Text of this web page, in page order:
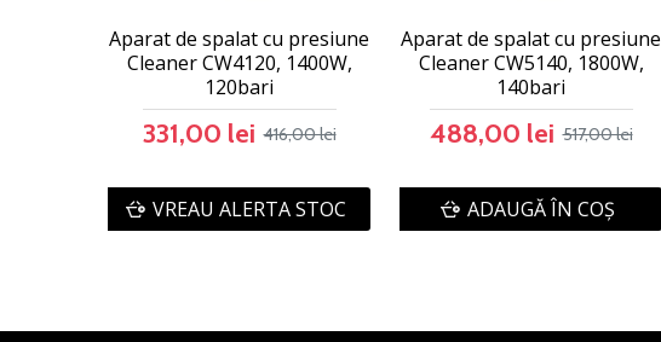
Aparat de spalat cu presiune
Cleaner CW4120, 1400W,
120bari
331,00 lei 416,00 lei
VREAU ALERTA STOC
Aparat de spalat cu presiune
Cleaner CW5140, 1800W,
140bari
488,00 lei 517,00 lei
ADAUGĂ ÎN COŞ